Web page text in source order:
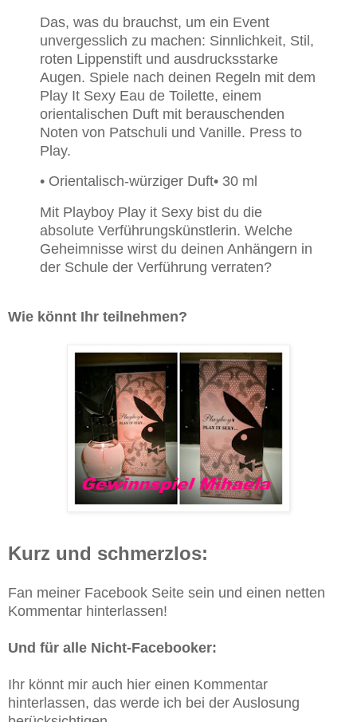
Das, was du brauchst, um ein Event
unvergesslich zu machen: Sinnlichkeit, Stil,
roten Lippenstift und ausdrucksstarke
Augen. Spiele nach deinen Regeln mit dem
Play It Sexy Eau de Toilette, einem
orientalischen Duft mit berauschenden
Noten von Patschuli und Vanille. Press to
Play.
• Orientalisch-würziger Duft• 30 ml
Mit Playboy Play it Sexy bist du die
absolute Verführungskünstlerin. Welche
Geheimnisse wirst du deinen Anhängern in
der Schule der Verführung verraten?
Wie könnt Ihr teilnehmen?
Kurz und schmerzlos:
Fan meiner Facebook Seite sein und einen netten
Kommentar hinterlassen!
Und für alle Nicht-Facebooker:
Ihr könnt mir auch hier einen Kommentar
hinterlassen, das werde ich bei der Auslosung